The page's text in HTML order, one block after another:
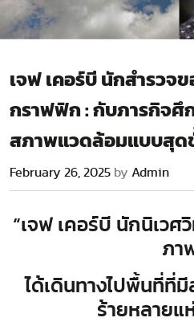
เจฟ เคอร์บี นักสำรวจ
กราฟฟิก : กับภารกิจศึ
สภาพแวดล้อมแบบสุด
February 26, 2025 by Admin
“เจฟ เคอร์บี นักนิเวศ
ภา
ได้เดินทางไปพื้นที่ที่
ร้ายหลายแ